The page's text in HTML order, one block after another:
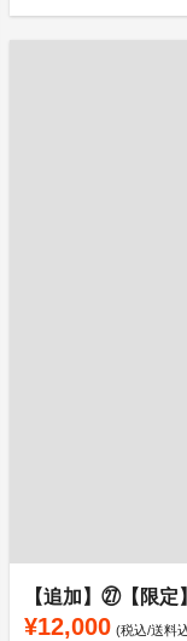
【追加】㉗【限
¥12,000 (税込/送料